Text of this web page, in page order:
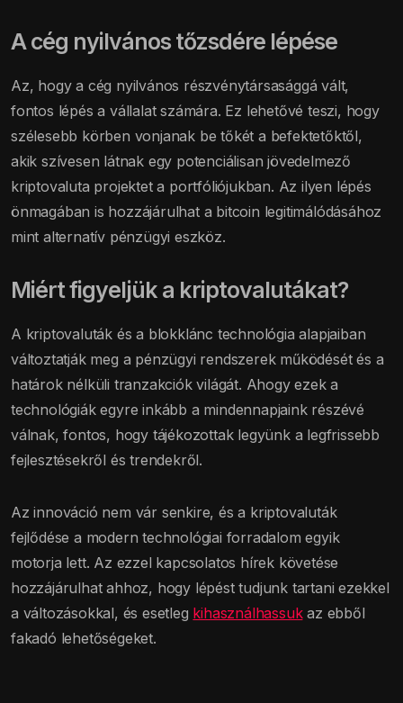
A cég nyilvános tőzsdére lépése
Az, hogy a cég nyilvános részvénytársasággá vált,
fontos lépés a vállalat számára. Ez lehetővé teszi, hogy
szélesebb körben vonjanak be tőkét a befektetőktől,
akik szívesen látnak egy potenciálisan jövedelmező
kriptovaluta projektet a portfóliójukban. Az ilyen lépés
önmagában is hozzájárulhat a bitcoin legitimálódásához
mint alternatív pénzügyi eszköz.
Miért figyeljük a kriptovalutákat?
A kriptovaluták és a blokklánc technológia alapjaiban
változtatják meg a pénzügyi rendszerek működését és a
határok nélküli tranzakciók világát. Ahogy ezek a
technológiák egyre inkább a mindennapjaink részévé
válnak, fontos, hogy tájékozottak legyünk a legfrissebb
fejlesztésekről és trendekről.
Az innováció nem vár senkire, és a kriptovaluták
fejlődése a modern technológiai forradalom egyik
motorja lett. Az ezzel kapcsolatos hírek követése
hozzájárulhat ahhoz, hogy lépést tudjunk tartani ezekkel
a változásokkal, és esetleg kihasználhassukaz ebből
fakadó lehetőségeket.